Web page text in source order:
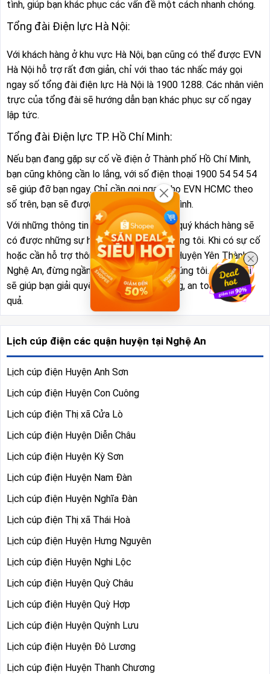
tình, giúp bạn khác phục các vấn đề một cách nhanh chóng.
Tổng đài Điện lực Hà Nội:
Với khách hàng ở khu vực Hà Nội, bạn cũng có thể được EVN
Hà Nội hỗ trợ rất đơn giản, chỉ với thao tác nhấc máy gọi
ngay số tổng đài điện lực Hà Nội là 1900 1288. Các nhân viên
trực của tổng đài sẽ hướng dẫn bạn khác phục sự cố ngay
lập tức.
Tổng đài Điện lực TP. Hồ Chí Minh:
Nếu bạn đang gặp sự cố về điện ở Thành phố Hồ Chí Minh,
bạn cũng không cần lo lắng, với số điện thoại 1900 54 54 54
sẽ giúp đỡ bạn ngay. Chỉ cần gọi ngay cho EVN HCMC theo
số trên, bạn sẽ được hỗ trợ giải đáp tận tình.
Với những thông tin trên đây. Mong rằng quý khách hàng sẽ
có được những sự hỗ trợ tốt nhất từ chúng tôi. Khi có sự cố
hoặc cần hỗ trợ thông báo lịch cúp điện Huyện Yên Thành -
Nghệ An, đừng ngần ngại gọi ngay cho chúng tôi. Chúng tôi
sẽ giúp bạn giải quyết vấn đề nhanh chóng, an toàn và hiệu
quả.
Lịch cúp điện các quận huyện tại Nghệ An
Lịch cúp điện Huyện Anh Sơn
Lịch cúp điện Huyện Con Cuông
Lịch cúp điện Thị xã Cửa Lò
Lịch cúp điện Huyện Diễn Châu
Lịch cúp điện Huyện Kỳ Sơn
Lịch cúp điện Huyện Nam Đàn
Lịch cúp điện Huyện Nghĩa Đàn
Lịch cúp điện Thị xã Thái Hoà
Lịch cúp điện Huyện Hưng Nguyên
Lịch cúp điện Huyện Nghi Lộc
Lịch cúp điện Huyện Quỳ Châu
Lịch cúp điện Huyện Quỳ Hợp
Lịch cúp điện Huyện Quỳnh Lưu
Lịch cúp điện Huyện Đô Lương
Lịch cúp điện Huyện Thanh Chương